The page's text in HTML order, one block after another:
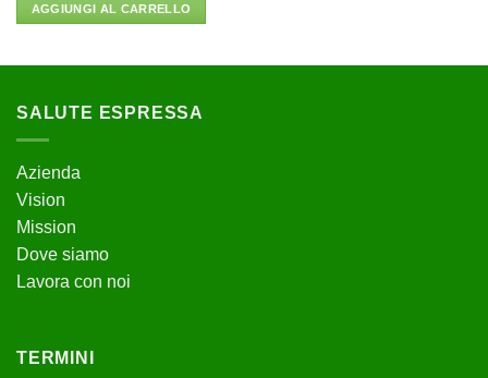
AGGIUNGI AL CARRELLO
SALUTE ESPRESSA
Azienda
Vision
Mission
Dove siamo
Lavora con noi
TERMINI